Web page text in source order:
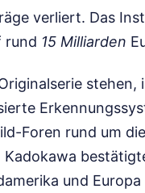
verliert. Das
rund 15 Milliarden
stehen,
Foren rund um
und